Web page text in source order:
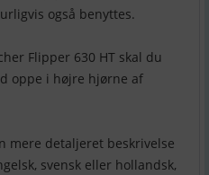
også benyttes.
Flipper 630 HT skal du
oppe i højre hjørne af
mere detaljeret beskrivelse
svensk eller hollandsk,